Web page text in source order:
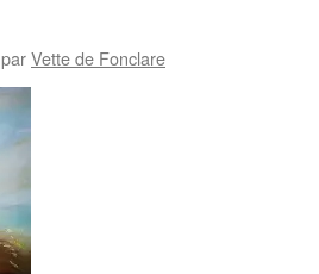
parVette de Fonclare